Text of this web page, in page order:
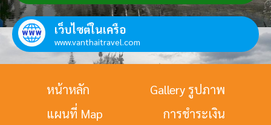
เว็บไซต์ในเครือ
www.vanthaitravel.com
หน้าหลัก
Gallery รูปภาพ
แผนที่ Map
การชำระเงิน